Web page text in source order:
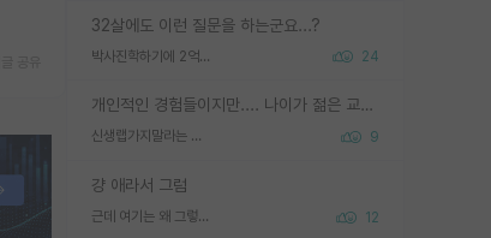
32살에도 이런 질문을 하는군요...?
박사진학하기에 2억은 괜찮은 (?) 정도의 경제력인가요 24
개인적인 경험들이지만.... 나이가 젊은 교수일수록 꼰대라는 가면을 쓴 채로 무례함을 행동하는 경우가 거의 90% 정도였음. 나이가 어린데 다른 또래들과 달리 명예, 권력, 재력까지 얻었으니 세상 다 가진 기분이겠지. 오히러 나이 든 교수들이 행동과 말을 더 조심하시더라.
신생랩가지말라는 이유가 있었구나 9
걍 애라서 그럼
근데 여기는 왜 그렇게 SPK를 물어보는거임? 12